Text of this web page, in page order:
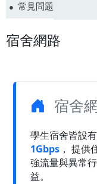
常見問題
宿舍網路
宿舍
學生宿舍皆設
1Gbps ， 提供
強流量與異常
益。